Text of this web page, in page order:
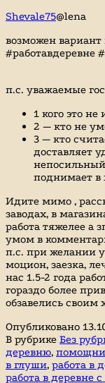
Shevale75@lena
возможен
#работавдеревне
п.с. уважаемые
1 кого это не
2 — кто не
3 — кто
доставляет
поднимает в
Идите мимо ,
заводах, в
работа тяжелее а
умом в
п.с. при желании
моцион, заезка,
нас 1.5-2 года
гораздо более
обзавелись своим
Опубликовано
В рубрике Без
деревню,
в глуши, работа в
работа в деревне